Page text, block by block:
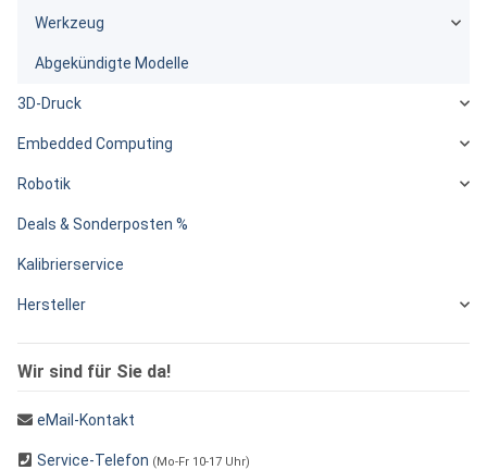
Werkzeug
Abgekündigte Modelle
3D-Druck
Embedded Computing
Robotik
Deals & Sonderposten %
Kalibrierservice
Hersteller
Wir sind für Sie da!
eMail-Kontakt
Service-Telefon (Mo-Fr 10-17 Uhr)